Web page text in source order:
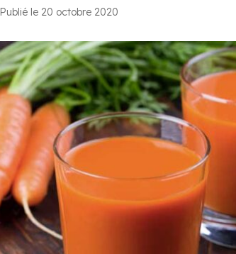
Publié le 20 octobre 2020